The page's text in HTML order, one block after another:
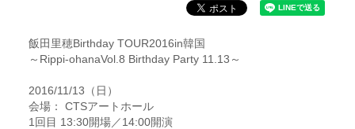
飯田里穂Birthday TOUR2016in韓国
～Rippi-ohanaVol.8 Birthday Party 11.13～
2016/11/13（日）
会場： CTSアートホール
1回目 13:30開場／14:00開演